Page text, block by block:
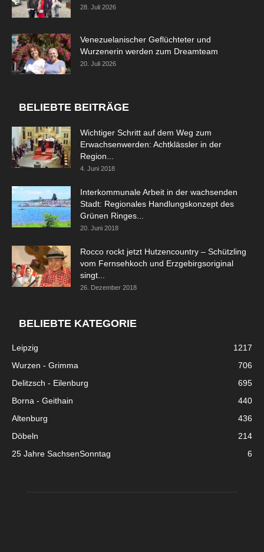
28. Juli 2026
Venezuelanischer Geflüchteter und
Wurzenerin werden zum Dreamteam
20. Juli 2026
BELIEBTE BEITRÄGE
Wichtiger Schritt auf dem Weg zum
Erwachsenwerden: Achtklässler in der
Region...
4. Juni 2018
Interkommunale Arbeit in der wachsenden
Stadt: Regionales Handlungskonzept des
Grünen Ringes...
20. Juni 2018
Rocco rockt jetzt Hutzencountry – Schützling
vom Fernsehkoch und Erzgebirgsoriginal
singt...
26. Dezember 2018
BELIEBTE KATEGORIE
Leipzig
1217
Wurzen - Grimma
706
Delitzsch - Eilenburg
695
Borna - Geithain
440
Altenburg
436
Döbeln
214
25 Jahre SachsenSonntag
6